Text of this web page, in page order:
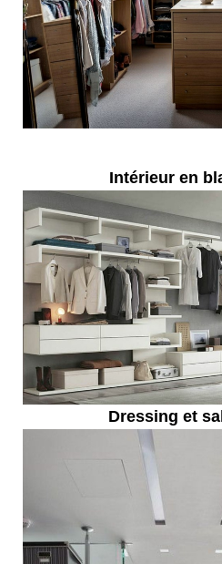
Intérieur en
Dressing et